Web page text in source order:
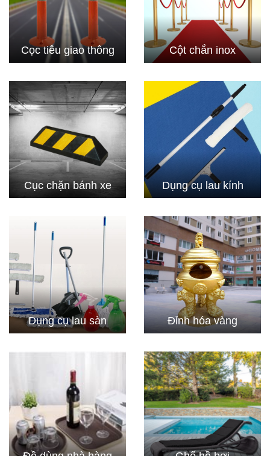
Cọc tiêu giao thông Cột chắn inox
Cục chặn bánh xe Dụng cụ lau kính
Dụng cụ lau sàn Đỉnh hóa vàng